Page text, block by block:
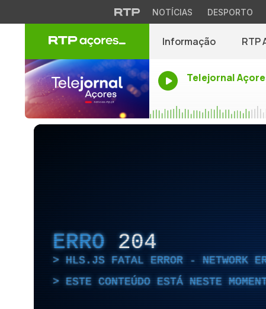
NOTÍCIAS DESPORTO
Informação RTP
Telejornal
ERRO 204
HLS.JS FATAL ERROR - NETWORK
ESTE CONTEÚDO ESTÁ NESTE